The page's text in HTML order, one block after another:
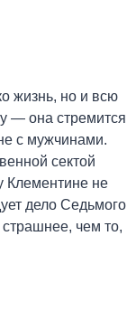
жизнь, но и всю
— она стремится
с мужчинами.
сектой
Клементине не
дело Седьмого
чем то,